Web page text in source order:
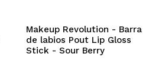
Makeup Revolution - Barra
de labios Pout Lip Gloss
Stick - Sour Berry